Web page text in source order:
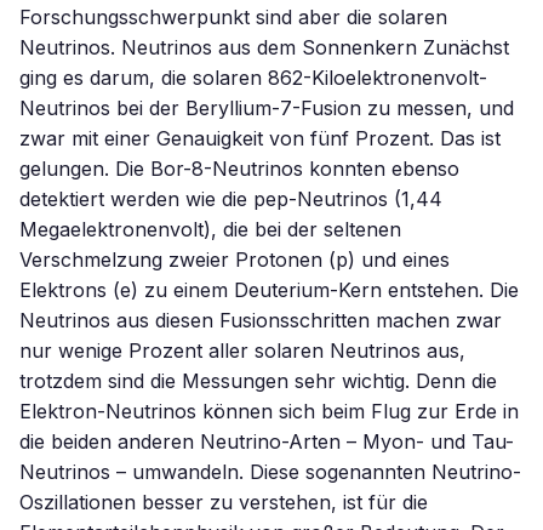
Forschungsschwerpunkt sind aber die solaren
Neutrinos. Neutrinos aus dem Sonnenkern Zunächst
ging es darum, die solaren 862-Kiloelektronenvolt-
Neutrinos bei der Beryllium-7-Fusion zu messen, und
zwar mit einer Genauigkeit von fünf Prozent. Das ist
gelungen. Die Bor-8-Neutrinos konnten ebenso
detektiert werden wie die pep-Neutrinos (1,44
Megaelektronenvolt), die bei der seltenen
Verschmelzung zweier Protonen (p) und eines
Elektrons (e) zu einem Deuterium-Kern entstehen. Die
Neutrinos aus diesen Fusionsschritten machen zwar
nur wenige Prozent aller solaren Neutrinos aus,
trotzdem sind die Messungen sehr wichtig. Denn die
Elektron-Neutrinos können sich beim Flug zur Erde in
die beiden anderen Neutrino-Arten – Myon- und Tau-
Neutrinos – umwandeln. Diese sogenannten Neutrino-
Oszillationen besser zu verstehen, ist für die